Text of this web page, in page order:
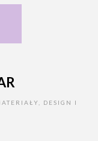
DESIGN I